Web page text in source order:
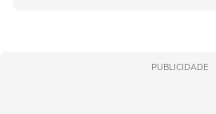
PUBLICIDADE